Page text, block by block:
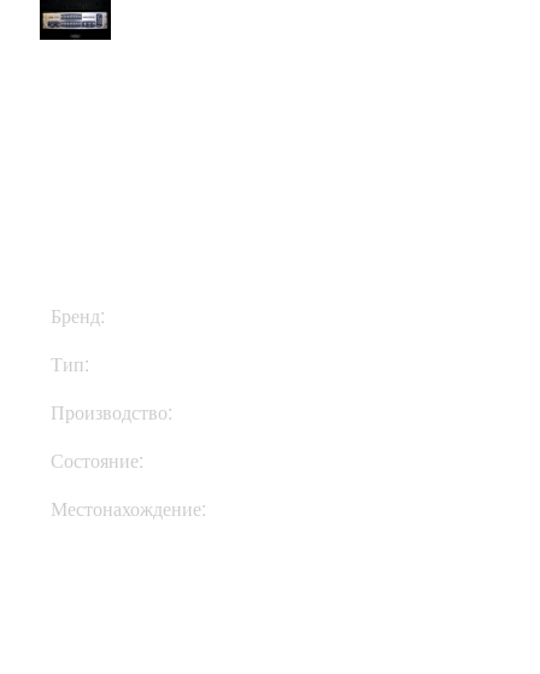
Бренд:
Тип:
Производство:
Состояние:
Местонахождение: